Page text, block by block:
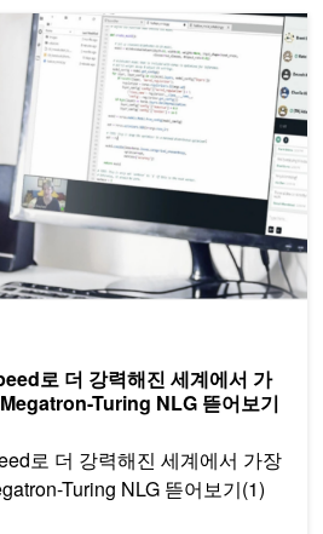
로 더 강력해진 세계에서 가
Turing NLG 뜯어보기
로 더 강력해진 세계에서 가장
Turing NLG 뜯어보기(1)
더 강력해진 세계에서 가장 큰 생성 언